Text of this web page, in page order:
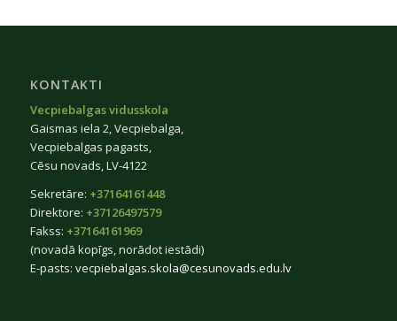
KONTAKTI
Vecpiebalgas vidusskola
Gaismas iela 2, Vecpiebalga,
Vecpiebalgas pagasts,
Cēsu novads, LV-4122
Sekretāre: +37164161448
Direktore: +37126497579
Fakss: +37164161969
(novadā kopīgs, norādot iestādi)
E-pasts: vecpiebalgas.skola@cesunovads.edu.lv